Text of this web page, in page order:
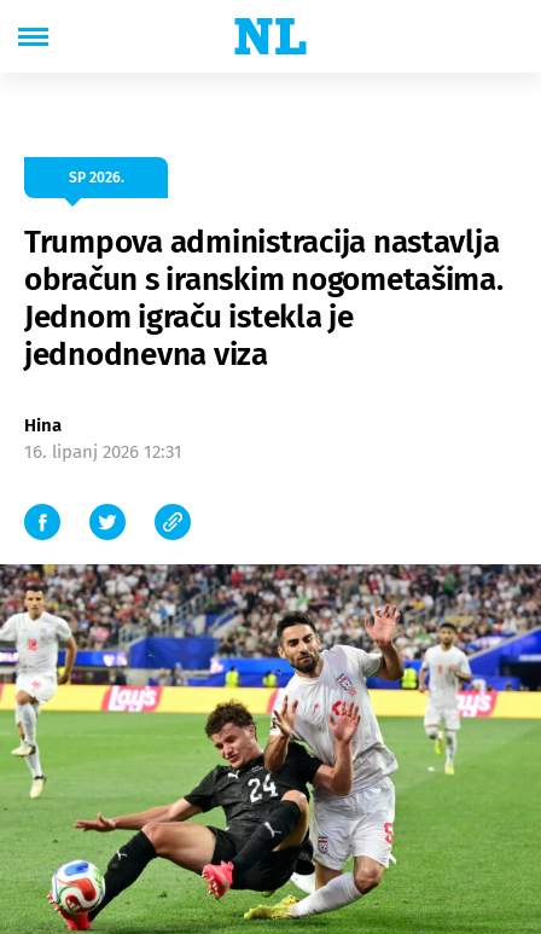
SP 2026.
Trumpova administracija nastavlja
obračun s iranskim nogometašima.
Jednom igraču istekla je
jednodnevna viza
Hina
16. lipanj 2026 12:31